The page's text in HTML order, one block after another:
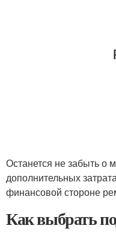
Останется не забыть о
дополнительных
финансовой стороне
Как выбрать